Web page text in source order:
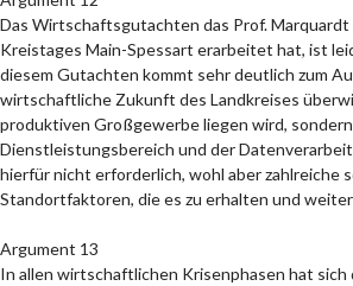
Das Wirtschaftsgutachten das Prof. Marquardt
Kreistages Main-Spessart erarbeitet hat, ist
diesem Gutachten kommt sehr deutlich zum
wirtschaftliche Zukunft des Landkreises
produktiven Großgewerbe liegen wird, sondern
Dienstleistungsbereich und der
hierfür nicht erforderlich, wohl aber zahlreiche
Standortfaktoren, die es zu erhalten und
Argument 13
In allen wirtschaftlichen Krisenphasen hat sich